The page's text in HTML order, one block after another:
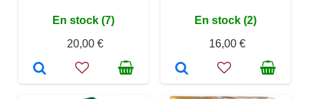
En stock (7)
20,00 €
En stock (2)
16,00 €